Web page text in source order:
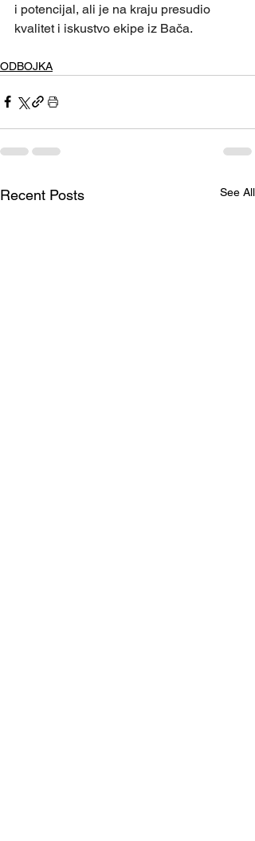
i potencijal, ali je na kraju presudio
kvalitet i iskustvo ekipe iz Bača.
ODBOJKA
Recent Posts See All